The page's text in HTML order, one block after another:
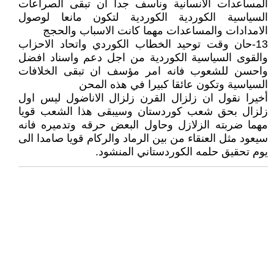
المساعدات الانسانية ونأسف جدا ان تبقى الصراعات
السياسية الكوردية الكوردية لتكون مانعا لوصول
الامدادات والمساعدات مهما كانت الاسباب والحجج
13-حان وقت توحيد الخطاب الكوردي واتحاد الاحزاب
والقوى السياسية الكوردية من اجل دعم واسناد افضل
واحسن للشعوب فانه امر مؤسف ان تبقى الخلافات
السياسية وتكون عائقا كبيرا في هذه المحن
أخيرا نقول ان زلزال القرن زلزال الاناضول ليس اول
زلزال بحق شعب كوردستان وسيبقى هذا الشعب قويا
مهما ضربته الزلازل وحاول البعض حرقه وتدميره فانه
سيعود مثل العنقاء من بين الرماد والركام قويا صامدا الى
يوم تحقيق حلمه الكوردستاني المنشود.